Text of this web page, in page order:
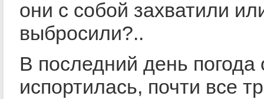
они с собой захватили
выбросили?..
В последний день погода
испортилась, почти все